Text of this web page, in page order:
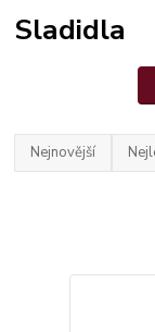
Sladidla
Nejnovější